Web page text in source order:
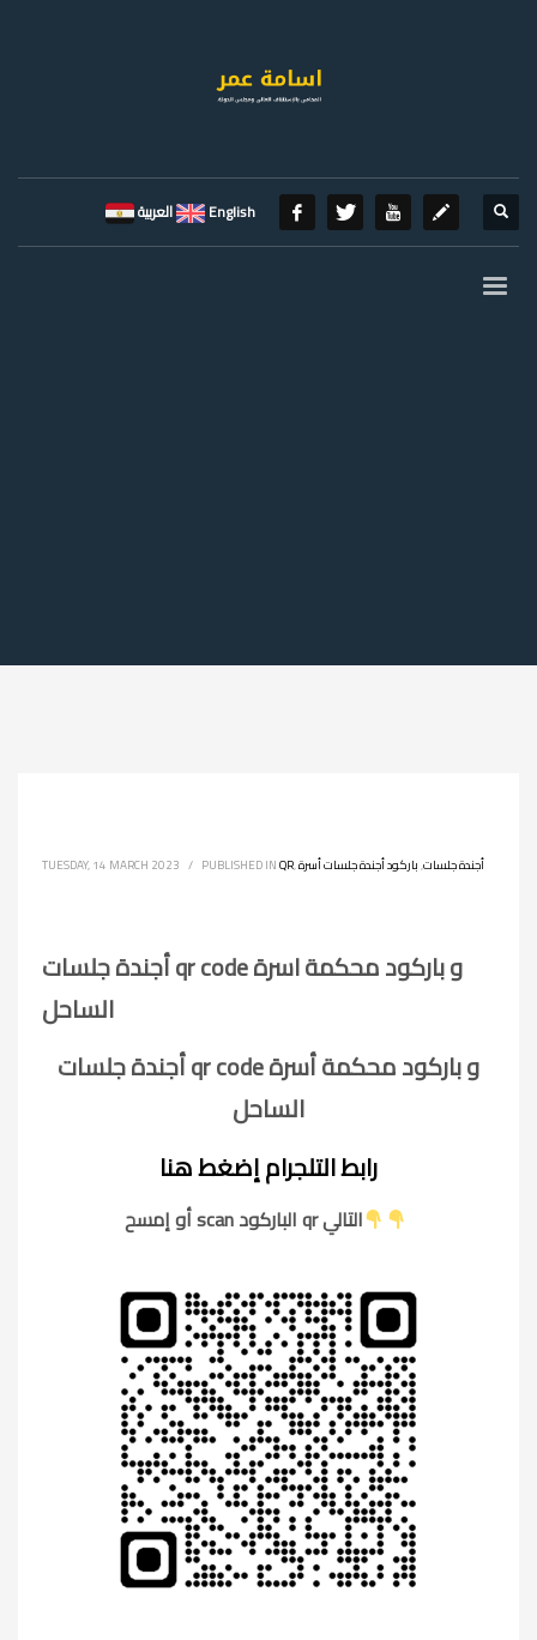
English
TUESDAY, 14 MARCH 2023 / PUBLISHED INQR, أجندة جلسات,باركود أجندة جلسات أسرة
أجندة جلسات qr code و باركود محكمة اسرة
الساحل
أجندة جلسات qr code و باركود محكمة أسرة
الساحل
رابط التلجرام إضغط هنا
أو إمسح scan الباركود qr التالي